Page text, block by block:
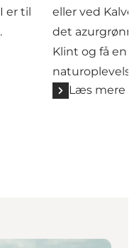
er til
eller ved
det
Klint og få en
Læs mere